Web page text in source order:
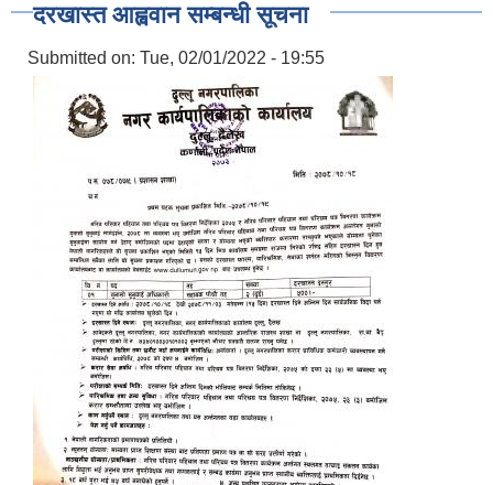
दरखास्त आह्ववान सम्बन्धी सूचना
Submitted on: Tue, 02/01/2022 - 19:55